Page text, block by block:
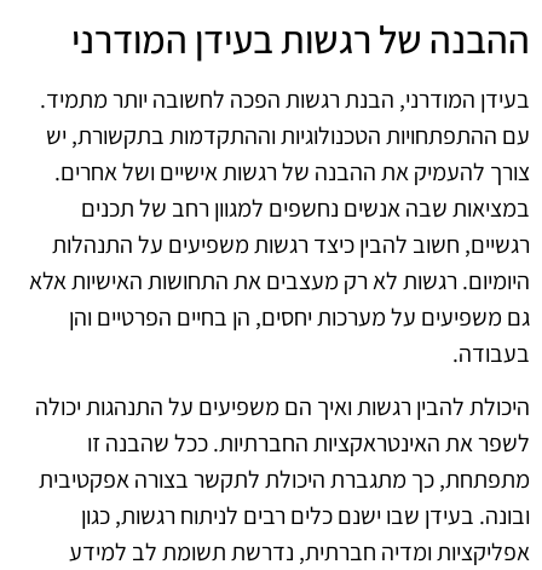
ההבנה של רגשות בעידן המודרני
בעידן המודרני, הבנת רגשות הפכה לחשובה יותר מתמיד.
עם ההתפתחויות הטכנולוגיות וההתקדמות בתקשורת, יש
צורך להעמיק את ההבנה של רגשות אישיים ושל אחרים.
במציאות שבה אנשים נחשפים למגוון רחב של תכנים
רגשיים, חשוב להבין כיצד רגשות משפיעים על התנהלות
היומיום. רגשות לא רק מעצבים את התחושות האישיות אלא
גם משפיעים על מערכות יחסים, הן בחיים הפרטיים והן
בעבודה.
היכולת להבין רגשות ואיך הם משפיעים על התנהגות יכולה
לשפר את האינטראקציות החברתיות. ככל שהבנה זו
מתפתחת, כך מתגברת היכולת לתקשר בצורה אפקטיבית
ובונה. בעידן שבו ישנם כלים רבים לניתוח רגשות, כגון
אפליקציות ומדיה חברתית, נדרשת תשומת לב למידע